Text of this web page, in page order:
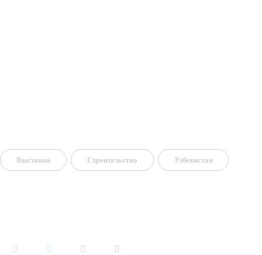
Выставка Строительство Узбекистан